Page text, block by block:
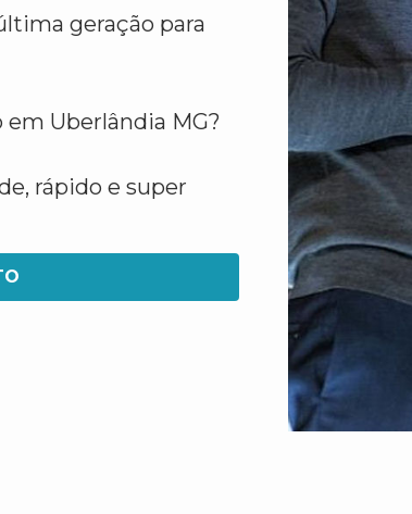
geração para
Uberlândia MG?
rápido e super